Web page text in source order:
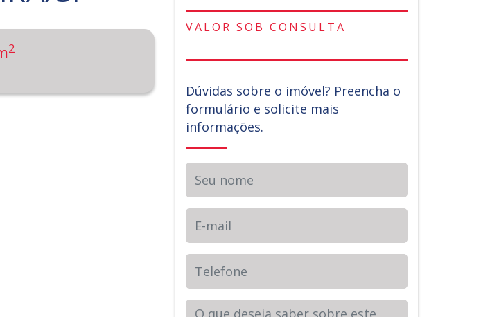
2
VALOR SOB CONSULTA
Dúvidas sobre o imóvel? Preencha o
formulário e solicite mais
informações.
Telefone
Sua Mensagem